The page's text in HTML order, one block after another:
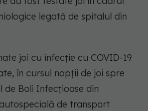
legată de spitalul din
joi cu infecţie cu COVID-19
în cursul nopţii de joi spre
de Boli Infecţioase din
de transport